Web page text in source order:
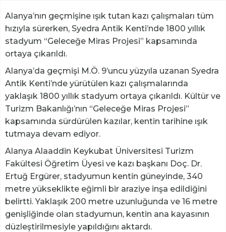
Alanya’nın geçmişine ışık tutan kazı çalışmaları tüm
hızıyla sürerken, Syedra Antik Kenti’nde 1800 yıllık
stadyum “Geleceğe Miras Projesi” kapsamında
ortaya çıkarıldı.
Alanya’da geçmişi M.Ö. 9’uncu yüzyıla uzanan Syedra
Antik Kenti’nde yürütülen kazı çalışmalarında
yaklaşık 1800 yıllık stadyum ortaya çıkarıldı. Kültür ve
Turizm Bakanlığı’nın “Geleceğe Miras Projesi”
kapsamında sürdürülen kazılar, kentin tarihine ışık
tutmaya devam ediyor.
Alanya Alaaddin Keykubat Üniversitesi Turizm
Fakültesi Öğretim Üyesi ve kazı başkanı Doç. Dr.
Ertuğ Ergürer, stadyumun kentin güneyinde, 340
metre yükseklikte eğimli bir araziye inşa edildiğini
belirtti. Yaklaşık 200 metre uzunluğunda ve 16 metre
genişliğinde olan stadyumun, kentin ana kayasının
düzleştirilmesiyle yapıldığını aktardı.